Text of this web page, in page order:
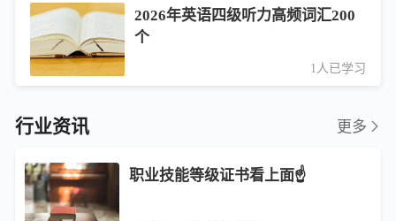
2026年英语四级听力高频词汇200
个
1人已学习
行业资讯 更多
职业技能等级证书看上面☝️